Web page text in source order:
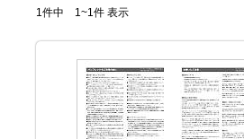
1件中 1~1件 表示